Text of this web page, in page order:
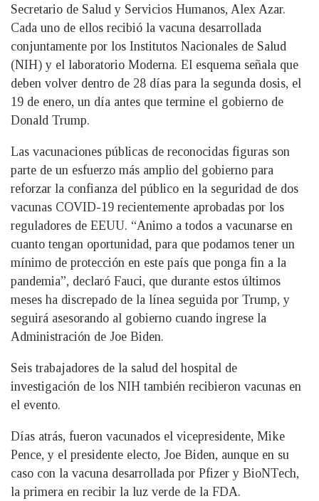
Secretario de Salud y Servicios Humanos, Alex Azar.
Cada uno de ellos recibió la vacuna desarrollada
conjuntamente por los Institutos Nacionales de Salud
(NIH) y el laboratorio Moderna. El esquema señala que
deben volver dentro de 28 días para la segunda dosis, el
19 de enero, un día antes que termine el gobierno de
Donald Trump.
Las vacunaciones públicas de reconocidas figuras son
parte de un esfuerzo más amplio del gobierno para
reforzar la confianza del público en la seguridad de dos
vacunas COVID-19 recientemente aprobadas por los
reguladores de EEUU. “Animo a todos a vacunarse en
cuanto tengan oportunidad, para que podamos tener un
mínimo de protección en este país que ponga fin a la
pandemia”, declaró Fauci, que durante estos últimos
meses ha discrepado de la línea seguida por Trump, y
seguirá asesorando al gobierno cuando ingrese la
Administración de Joe Biden.
Seis trabajadores de la salud del hospital de
investigación de los NIH también recibieron vacunas en
el evento.
Días atrás, fueron vacunados el vicepresidente, Mike
Pence, y el presidente electo, Joe Biden, aunque en su
caso con la vacuna desarrollada por Pfizer y BioNTech,
la primera en recibir la luz verde de la FDA.